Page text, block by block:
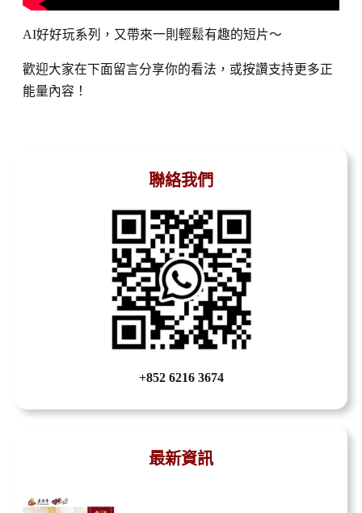
AI好好玩系列，又帶來一則輕鬆有趣的短片～
歡迎大家在下面留言分享你的看法，或按讚支持更多正
能量內容！
聯絡我們
+852 6216 3674
最新資訊